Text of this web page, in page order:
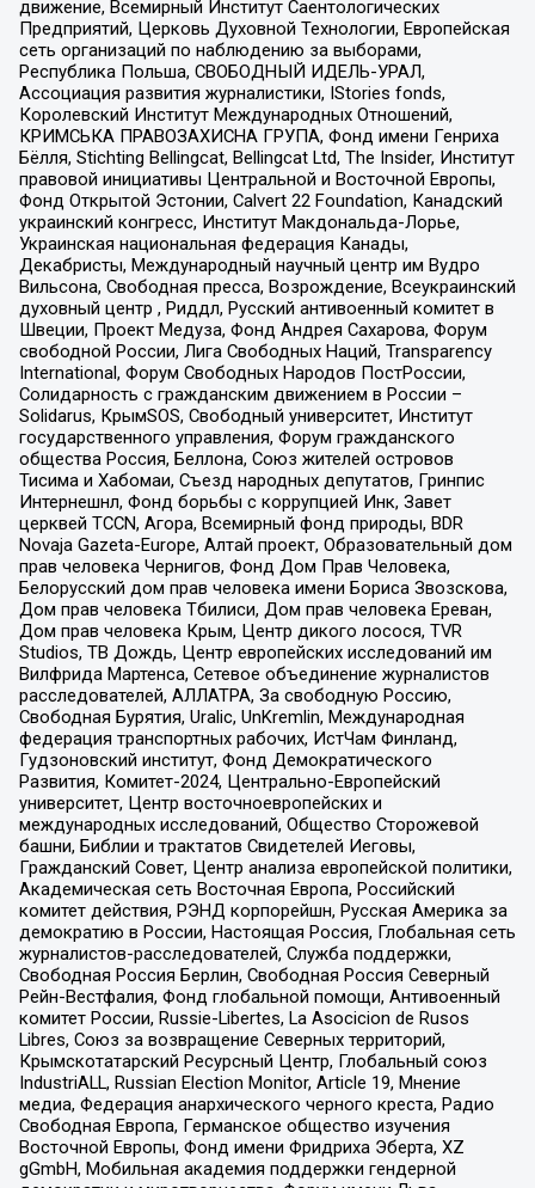
движение, Всемирный Институт Саентологических
Предприятий, Церковь Духовной Технологии, Европейская
сеть организаций по наблюдению за выборами,
Республика Польша, СВОБОДНЫЙ ИДЕЛЬ-УРАЛ,
Ассоциация развития журналистики, IStories fonds,
Королевский Институт Международных Отношений,
КРИМСЬКА ПРАВОЗАХИСНА ГРУПА, Фонд имени Генриха
Бёлля, Stichting Bellingcat, Bellingcat Ltd, The Insider, Институт
правовой инициативы Центральной и Восточной Европы,
Фонд Открытой Эстонии, Calvert 22 Foundation, Канадский
украинский конгресс, Институт Макдональда-Лорье,
Украинская национальная федерация Канады,
Декабристы, Международный научный центр им Вудро
Вильсона, Свободная пресса, Возрождение, Всеукраинский
духовный центр , Риддл, Русский антивоенный комитет в
Швеции, Проект Медуза, Фонд Андрея Сахарова, Форум
свободной России, Лига Свободных Наций, Transparеncy
International, Форум Свободных Народов ПостРоссии,
Солидарность с гражданским движением в России –
Solidarus, КрымSOS, Свободный университет, Институт
государственного управления, Форум гражданского
общества Россия, Беллона, Союз жителей островов
Тисима и Хабомаи, Съезд народных депутатов, Гринпис
Интернешнл, Фонд борьбы с коррупцией Инк, Завет
церквей TCCN, Агора, Всемирный фонд природы, BDR
Novaja Gazeta-Europe, Алтай проект, Образовательный дом
прав человека Чернигов, Фонд Дом Прав Человека,
Белорусский дом прав человека имени Бориса Звозскова,
Дом прав человека Тбилиси, Дом прав человека Ереван,
Дом прав человека Крым, Центр дикого лосося, TVR
Studios, ТВ Дождь, Центр европейских исследований им
Вилфрида Мартенса, Сетевое объединение журналистов
расследователей, АЛЛАТРА, За свободную Россию,
Свободная Бурятия, Uralic, UnKremlin, Международная
федерация транспортных рабочих, ИстЧам Финланд,
Гудзоновский институт, Фонд Демократического
Развития, Комитет-2024, Центрально-Европейский
университет, Центр восточноевропейских и
международных исследований, Общество Сторожевой
башни, Библии и трактатов Свидетелей Иеговы,
Гражданский Совет, Центр анализа европейской политики,
Академическая сеть Восточная Европа, Российский
комитет действия, РЭНД корпорейшн, Русская Америка за
демократию в России, Настоящая Россия, Глобальная сеть
журналистов-расследователей, Служба поддержки,
Свободная Россия Берлин, Свободная Россия Северный
Рейн-Вестфалия, Фонд глобальной помощи, Антивоенный
комитет России, Russie-Libertes, La Asocicion de Rusos
Libres, Союз за возвращение Северных территорий,
Крымскотатарский Ресурсный Центр, Глобальный союз
IndustriALL, Russian Election Monitor, Article 19, Мнение
медиа, Федерация анархического черного креста, Радио
Свободная Европа, Германское общество изучения
Восточной Европы, Фонд имени Фридриха Эберта, XZ
gGmbH, Мобильная академия поддержки гендерной